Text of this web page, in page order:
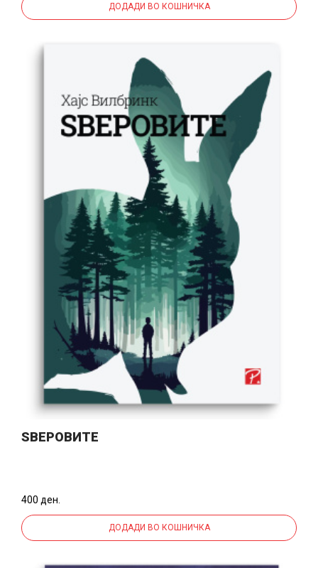
ДОДАДИ ВО КОШНИЧКА
ЅВЕРОВИТЕ
400 ден.
ДОДАДИ ВО КОШНИЧКА